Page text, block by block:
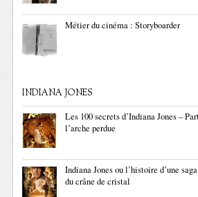
Métier du cinéma : Storyboarder
INDIANA JONES
Les 100 secrets d’Indiana Jones –
l’arche perdue
Indiana Jones ou l’histoire d’une
du crâne de cristal